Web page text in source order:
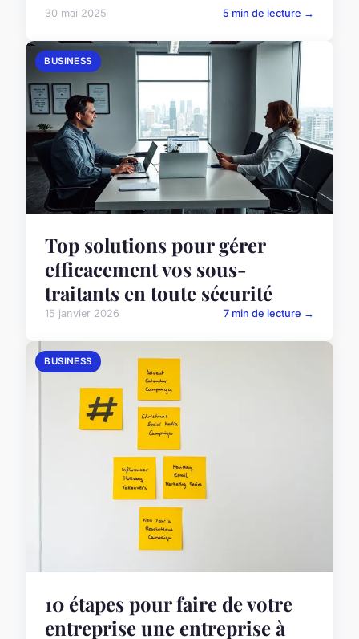
30 mai 2025 5 min de lecture →
BUSINESS
Top solutions pour gérer
efficacement vos sous-
traitants en toute sécurité
15 janvier 2026 7 min de lecture →
BUSINESS
10 étapes pour faire de votre
entreprise une entreprise à